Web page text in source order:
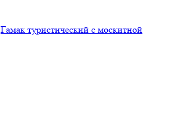
Гамак туристический с москитной